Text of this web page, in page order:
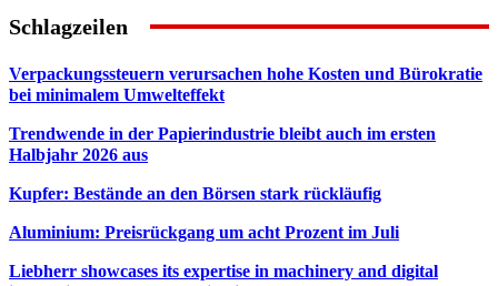
Schlagzeilen
Verpackungssteuern verursachen hohe Kosten und Bürokratie
bei minimalem Umwelteffekt
Trendwende in der Papierindustrie bleibt auch im ersten
Halbjahr 2026 aus
Kupfer: Bestände an den Börsen stark rückläufig
Aluminium: Preisrückgang um acht Prozent im Juli
Liebherr showcases its expertise in machinery and digital